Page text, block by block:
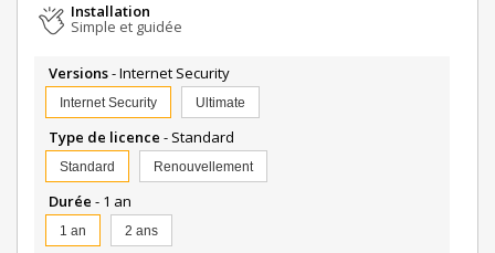
Installation
Simple et guidée
Versions- Internet Security
Internet Security Ultimate
Type de licence - Standard
Standard Renouvellement
Durée - 1 an
1 an 2 ans